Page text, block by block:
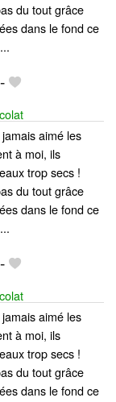
du tout grâce
dans le fond ce
-
aimé les
à moi, ils
trop secs !
du tout grâce
dans le fond ce
-
aimé les
à moi, ils
trop secs !
du tout grâce
dans le fond ce